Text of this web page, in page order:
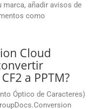
marca, añadir avisos de
como
Cloud
a PPTM?
Óptico de Caracteres)